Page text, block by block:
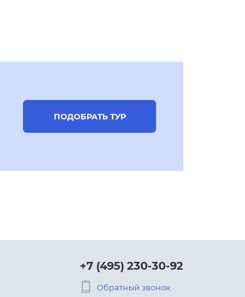
ПОДОБРАТЬ ТУР
+7 (495) 230-30-92
Обратный звонок